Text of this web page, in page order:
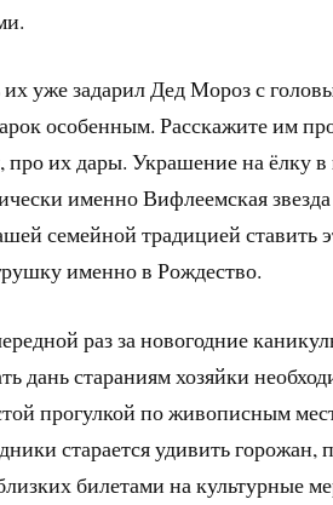
их уже задарил Дед Мороз с
особенным. Расскажите им
про их дары. Украшение на ёлку в
именно Вифлеемская
семейной традицией ставить
именно в Рождество.
раз за новогодние
дань стараниям хозяйки
прогулкой по живописным
старается удивить горожан,
билетами на культурные